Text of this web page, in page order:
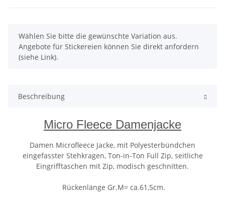
x
Wählen Sie bitte die gewünschte Variation aus.
Angebote für Stickereien können Sie direkt anfordern
(siehe Link).
Beschreibung
Micro Fleece Damenjacke
Damen Microfleece Jacke, mit Polyesterbündchen
eingefasster Stehkragen, Ton-in-Ton Full Zip, seitliche
Eingrifftaschen mit Zip, modisch geschnitten.
Rückenlänge Gr.M= ca.61,5cm.